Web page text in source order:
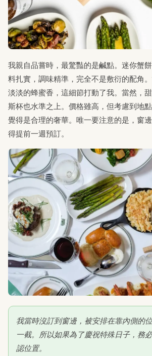
我親自品嘗時，最驚豔的是鹹點。迷你蟹
料扎實，調味精準，完全不是敷衍的配角
淡淡的蜂蜜香，這細節打動了我。當然，
斯杯也水準之上。價格雖高，但考慮到地
覺得是合理的奢華。唯一要注意的是，窗
得提前一週預訂。
我當時沒訂到窗邊，被安排在靠內側的
一截。所以如果為了慶祝特殊日子，務
認位置。